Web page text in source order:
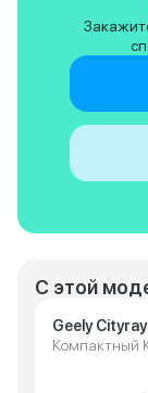
С этой
Geely Cityray
Компактный